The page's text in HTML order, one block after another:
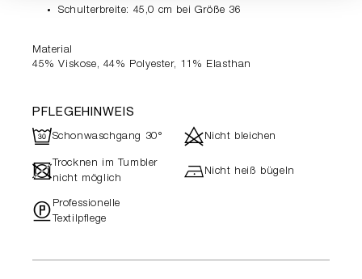
Schulterbreite: 45,0 cm bei Größe 36
Material
45% Viskose, 44% Polyester, 11% Elasthan
PFLEGEHINWEIS
RSchonwaschgang 30° dNicht bleichen
- Trocknen im Tumbler
nicht möglich
hNicht heiß bügeln
"Professionelle
Textilpflege